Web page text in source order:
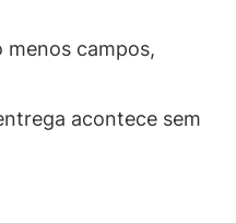
campos,
acontece sem